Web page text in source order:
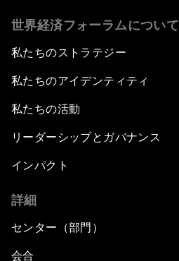
世界経済フォーラムについて
私たちのストラテジー
私たちのアイデンティティ
私たちの活動
リーダーシップとガバナンス
インパクト
詳細
センター（部門）
会合